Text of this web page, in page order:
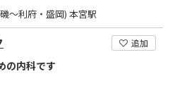
～利府・盛岡) 本宮駅
追加
の内科です